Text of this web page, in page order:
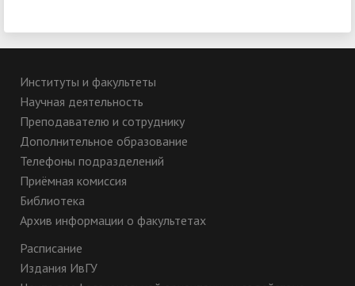
Институты и факультеты
Научная деятельность
Преподавателю и сотруднику
Дополнительное образование
Телефоны подразделений
Приёмная комиссия
Библиотека
Архив информации о факультетах
Расписание
Издания ИвГУ